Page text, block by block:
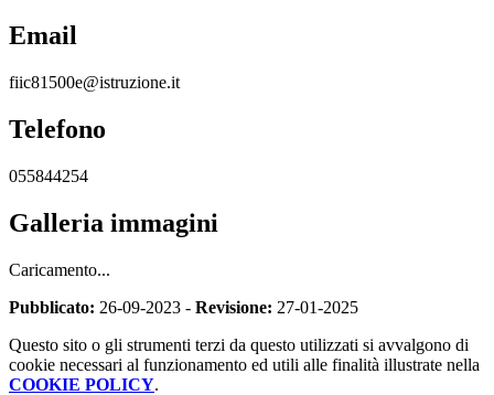
Email
fiic81500e@istruzione.it
Telefono
055844254
Galleria immagini
Caricamento...
Pubblicato: 26-09-2023 - Revisione: 27-01-2025
Questo sito o gli strumenti terzi da questo utilizzati si avvalgono di
cookie necessari al funzionamento ed utili alle finalità illustrate nella
COOKIE POLICY.